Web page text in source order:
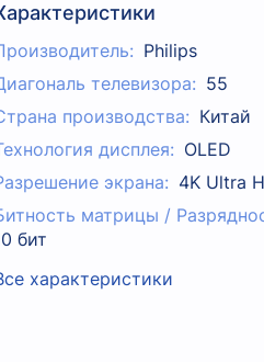
Philips
телевизора: 55
производства: Китай
дисплея: OLED
экрана: 4K Ultra
матрицы /
бит
характеристики